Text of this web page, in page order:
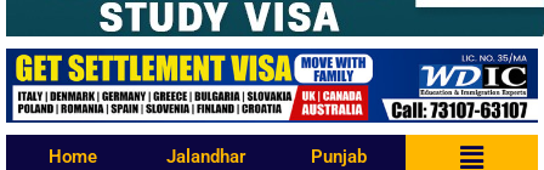
Home Jalandhar Punjab Menu